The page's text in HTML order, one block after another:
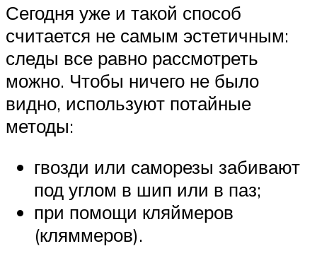
Сегодня уже и такой способ
считается не самым эстетичным:
следы все равно рассмотреть
можно. Чтобы ничего не было
видно, используют потайные
методы:
гвозди или саморезы забивают
под углом в шип или в паз;
при помощи кляймеров
(кляммеров).